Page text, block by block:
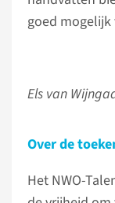
goed mogelijk
Els van
Over de
Het NWO-